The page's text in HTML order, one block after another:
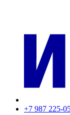
+7 987 225-